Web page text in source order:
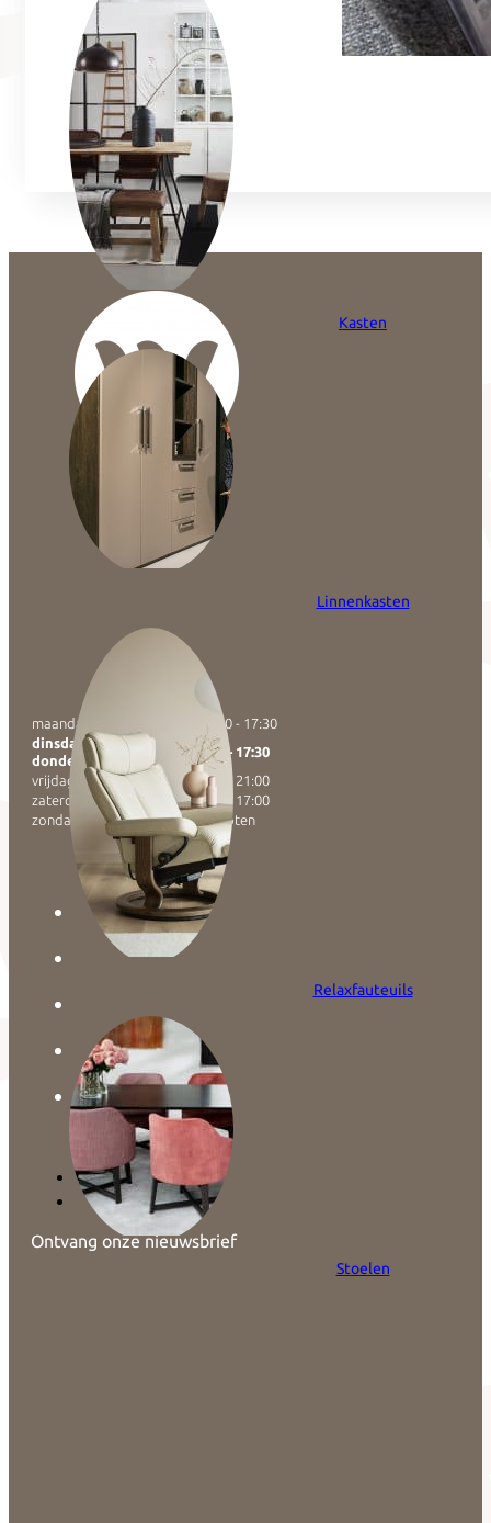
Kasten
Linnenkasten
Relaxfauteuils
Stoelen
maandag
13:30 - 17:30
dinsdag, woensdag,
donderdag
9:30 - 17:30
vrijdag
9:30 - 21:00
zaterdag
9:30 - 17:00
zondag
Gesloten
Ontvang onze nieuwsbrief